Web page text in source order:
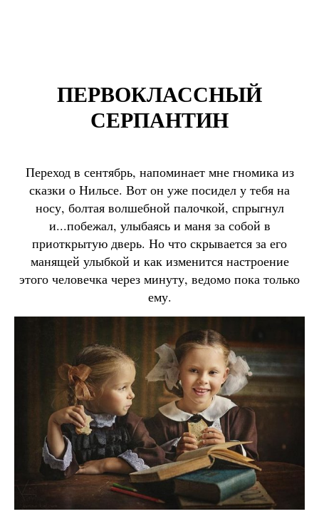
ПЕРВОКЛАССНЫЙ
СЕРПАНТИН
Переход в сентябрь, напоминает мне гномика из
сказки о Нильсе. Вот он уже посидел у тебя на
носу, болтая волшебной палочкой, спрыгнул
и...побежал, улыбаясь и маня за собой в
приоткрытую дверь. Но что скрывается за его
манящей улыбкой и как изменится настроение
этого человечка через минуту, ведомо пока только
ему.